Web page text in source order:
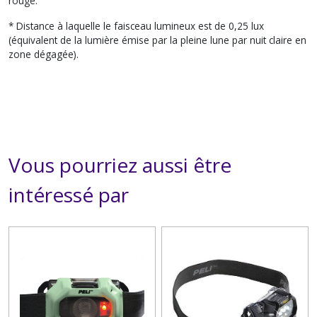
* Distance à laquelle le faisceau lumineux est de 0,25 lux
(équivalent de la lumière émise par la pleine lune par nuit claire en
zone dégagée).
Vous pourriez aussi être
intéressé par